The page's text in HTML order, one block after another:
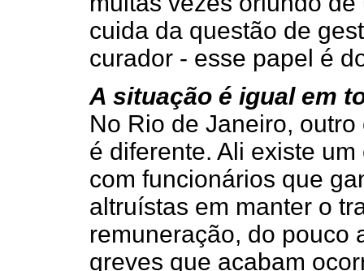
cuida da questão de
curador - esse papel é
A situação é igual em
No Rio de Janeiro,
é diferente. Ali existe
com funcionários que
altruístas em manter o
remuneração, do pouco
greves que acabam